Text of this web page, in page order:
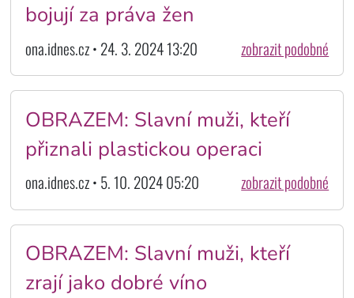
bojují za práva žen
ona.idnes.cz • 24. 3. 2024 13:20 zobrazit podobné
OBRAZEM: Slavní muži, kteří
přiznali plastickou operaci
ona.idnes.cz • 5. 10. 2024 05:20 zobrazit podobné
OBRAZEM: Slavní muži, kteří
zrají jako dobré víno